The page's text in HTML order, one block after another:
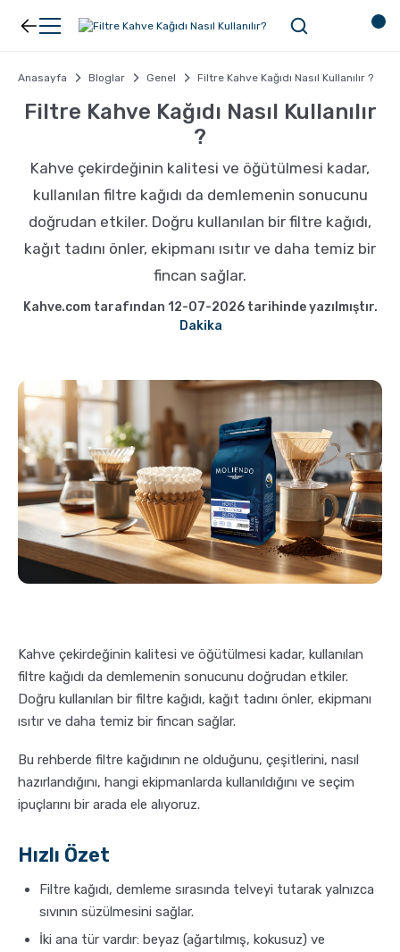
Geri Dön
Kahve
Espresso
Organik Kahve
Türk Kahvesi
Pratik Filtre Kahve
Exclusive Kahveler
Kafeinsiz Kahveler
Çözünebilir Kahve
Hindiba Kahvesi
Soğuk Kahve
Geri Dön
Ekipman
V60
Pour Over
Dripper
Moka Pot
Soğuk Kahve Demleme Ekipmanları
Aeropress
Makine Temizleyiciler
Tartı ve Ölçüler
Anasayfa Bloglar Genel Filtre Kahve Kağıdı Nasıl Kullanılır ?
Filtre Kahve Kağıdı Nasıl Kullanılır
?
Kahve çekirdeğinin kalitesi ve öğütülmesi kadar,
kullanılan filtre kağıdı da demlemenin sonucunu
doğrudan etkiler. Doğru kullanılan bir filtre kağıdı,
kağıt tadını önler, ekipmanı ısıtır ve daha temiz bir
fincan sağlar.
Kahve.com tarafından 12-07-2026 tarihinde yazılmıştır.
Dakika
Kahve çekirdeğinin kalitesi ve öğütülmesi kadar, kullanılan
filtre kağıdı da demlemenin sonucunu doğrudan etkiler.
Doğru kullanılan bir filtre kağıdı, kağıt tadını önler, ekipmanı
ısıtır ve daha temiz bir fincan sağlar.
Bu rehberde filtre kağıdının ne olduğunu, çeşitlerini, nasıl
hazırlandığını, hangi ekipmanlarda kullanıldığını ve seçim
ipuçlarını bir arada ele alıyoruz.
Hızlı Özet
Filtre kağıdı, demleme sırasında telveyi tutarak yalnızca
sıvının süzülmesini sağlar.
İki ana tür vardır: beyaz (ağartılmış, kokusuz) ve